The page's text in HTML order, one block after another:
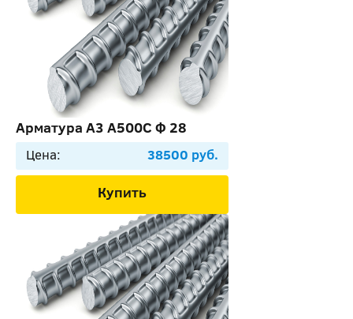
Арматура А3 А500С Ф 28
Цена: 38500 руб.
Купить